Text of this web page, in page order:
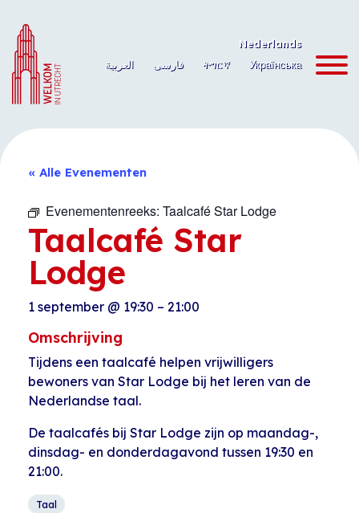
naar
de
inhoud
Nederlands
العربية
فارسی ትግርኛ Українська
« Alle Evenementen
Evenementenreeks: Taalcafé Star Lodge
Taalcafé Star
Lodge
1 september @ 19:30 – 21:00
Omschrijving
Tijdens een taalcafé helpen vrijwilligers
bewoners van Star Lodge bij het leren van de
Nederlandse taal.
De taalcafés bij Star Lodge zijn op maandag-,
dinsdag- en donderdagavond tussen 19:30 en
21:00.
Taal